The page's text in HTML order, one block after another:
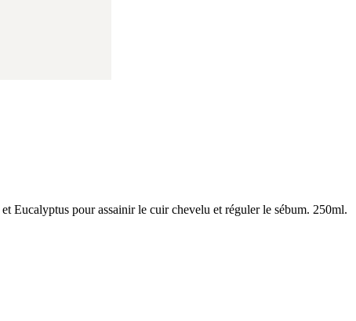
Eucalyptus pour assainir le cuir chevelu et réguler le sébum. 250ml.